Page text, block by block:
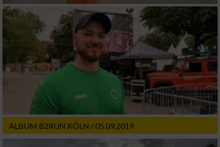
ALBUM B2RUN KÖLN / 05.09.2019